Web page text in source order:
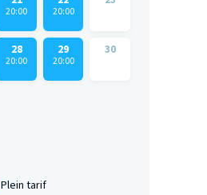
20:00 20:00
28
20:00
29
20:00
30
Plein tarif